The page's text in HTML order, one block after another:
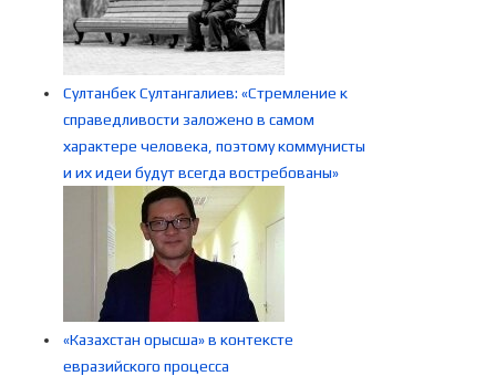
Султанбек Султангалиев: «Стремление к
справедливости заложено в самом
характере человека, поэтому коммунисты
и их идеи будут всегда востребованы»
«Казахстан орысша» в контексте
евразийского процесса